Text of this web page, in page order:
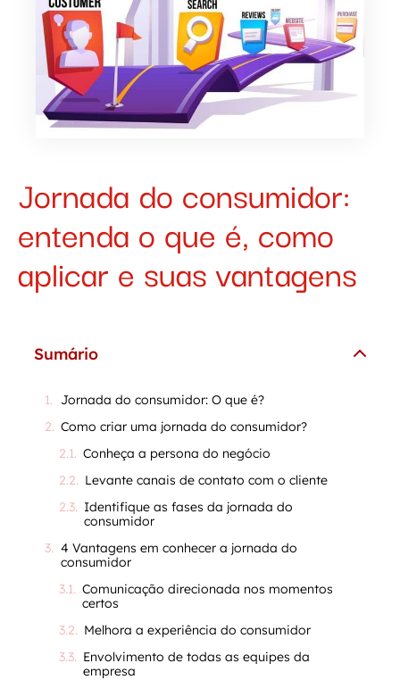
Jornada do consumidor:
entenda o que é, como
aplicar e suas vantagens
Sumário
Jornada do consumidor: O que é?
Como criar uma jornada do consumidor?
Conheça a persona do negócio
Levante canais de contato com o cliente
Identifique as fases da jornada do
consumidor
4 Vantagens em conhecer a jornada do
consumidor
Comunicação direcionada nos momentos
certos
Melhora a experiência do consumidor
Envolvimento de todas as equipes da
empresa